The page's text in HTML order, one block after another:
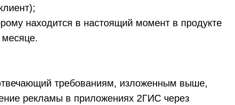
находится в настоящий момент в продукте
требованиям, изложенным выше,
рекламы в приложениях 2ГИС через